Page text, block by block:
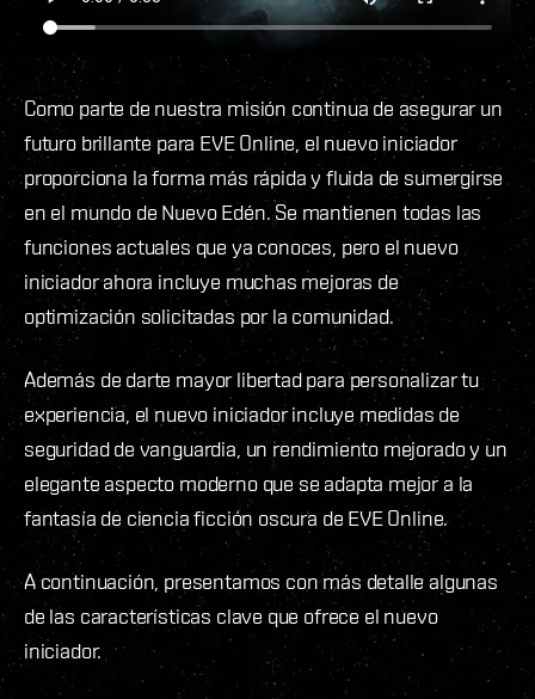
Como parte de nuestra misión continua de asegurar un
futuro brillante para EVE Online, el nuevo iniciador
proporciona la forma más rápida y fluida de sumergirse
en el mundo de Nuevo Edén. Se mantienen todas las
funciones actuales que ya conoces, pero el nuevo
iniciador ahora incluye muchas mejoras de
optimización solicitadas por la comunidad.
Además de darte mayor libertad para personalizar tu
experiencia, el nuevo iniciador incluye medidas de
seguridad de vanguardia, un rendimiento mejorado y un
elegante aspecto moderno que se adapta mejor a la
fantasía de ciencia ficción oscura de EVE Online.
A continuación, presentamos con más detalle algunas
de las características clave que ofrece el nuevo
iniciador.